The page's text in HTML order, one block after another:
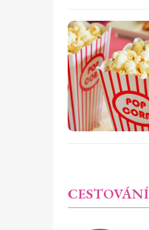
CESTOVÁNÍ